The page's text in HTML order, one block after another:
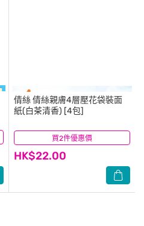
買2件優惠價
倩絲倩絲親膚4層壓花袋裝面
紙(白茶清香) [4包]
HK$22.00
(8)